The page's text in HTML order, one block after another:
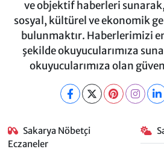
ve objektif haberleri
sosyal, kültürel ve ekonomik
bulunmaktır. Haberlerimizi
şekilde okuyucularımıza
okuyucularımıza olan
Sakarya Nöbetçi
Eczaneler